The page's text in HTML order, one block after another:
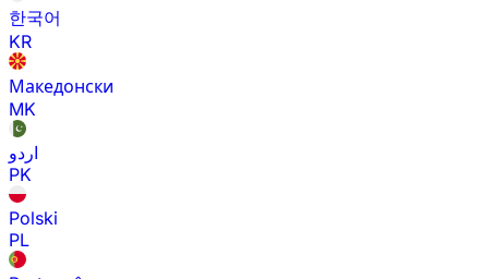
한국어
KR
Македонски
MK
اردو
PK
Polski
PL